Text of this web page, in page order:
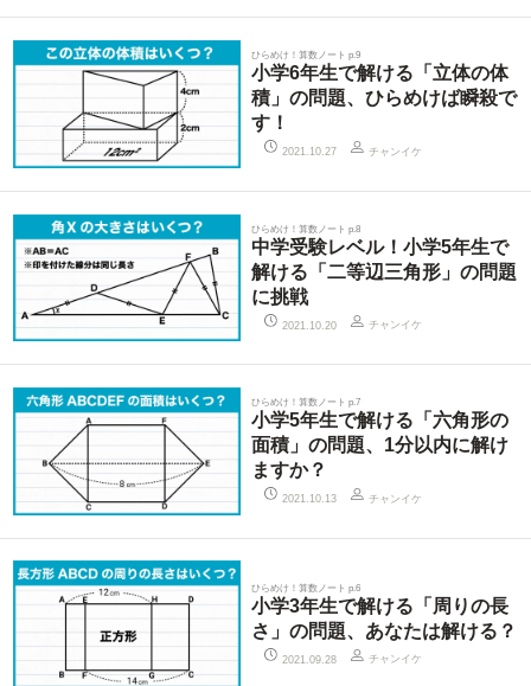
ひらめけ！算数ノート p.9
小学6年生で解ける「立体の体
積」の問題、ひらめけば瞬殺で
す！
2021.10.27 チャンイケ
ひらめけ！算数ノート p.8
中学受験レベル！小学5年生で
解ける「二等辺三角形」の問題
に挑戦
2021.10.20 チャンイケ
ひらめけ！算数ノート p.7
小学5年生で解ける「六角形の
面積」の問題、1分以内に解け
ますか？
2021.10.13 チャンイケ
ひらめけ！算数ノート p.6
小学3年生で解ける「周りの長
さ」の問題、あなたは解ける？
2021.09.28 チャンイケ